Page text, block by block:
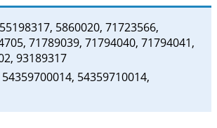
55198317, 5860020, 71723566,
71789039, 71794040, 71794041,
93189317
54359700014, 54359710014,